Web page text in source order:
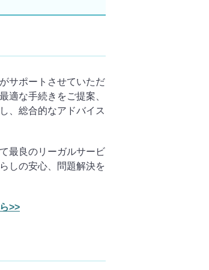
サポートさせていただ
適な手続きをご提案、
、総合的なアドバイス
最良のリーガルサービ
しの安心、問題解決を
>>